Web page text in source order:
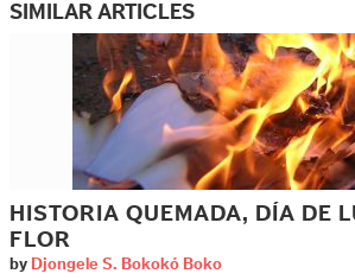
SIMILAR ARTICLES
HISTORIA QUEMADA, DÍA DE
FLOR
by Djongele S. Bokokó Boko